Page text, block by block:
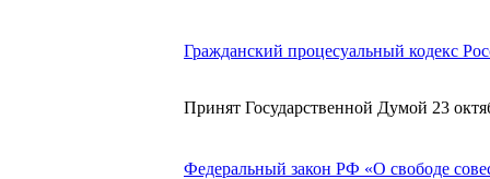
Гражданский процесуальный кодекс
Принят Государственной Думой 23
Федеральный закон РФ «О свободе